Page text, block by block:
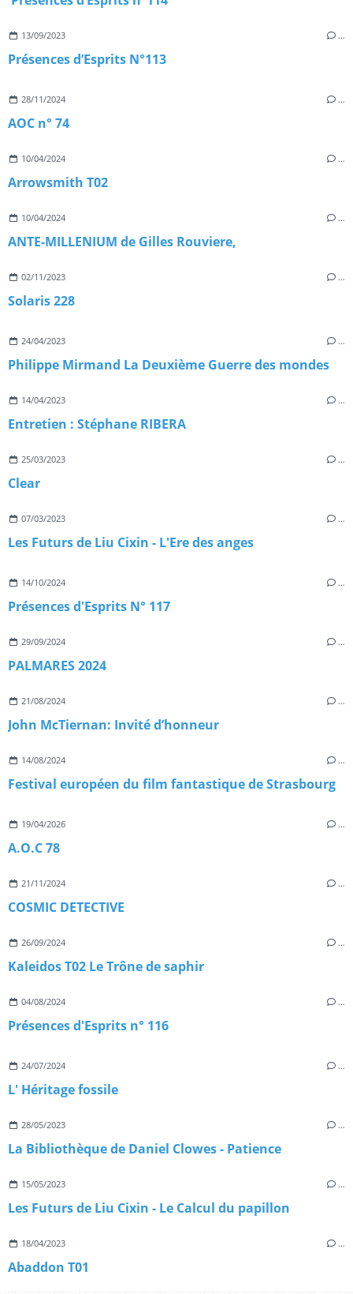
13/09/2023 …
Présences d’Esprits N°113
28/11/2024 …
AOC n° 74
10/04/2024 …
Arrowsmith T02
10/04/2024 …
ANTE-MILLENIUM de Gilles Rouviere,
02/11/2023 …
Solaris 228
24/04/2023 …
Philippe Mirmand La Deuxième Guerre des mondes
14/04/2023 …
Entretien : Stéphane RIBERA
25/03/2023 …
Clear
07/03/2023 …
Les Futurs de Liu Cixin - L'Ere des anges
14/10/2024 …
Présences d'Esprits N° 117
29/09/2024 …
PALMARES 2024
21/08/2024 …
John McTiernan: Invité d’honneur
14/08/2024 …
Festival européen du film fantastique de Strasbourg
19/04/2026 …
A.O.C 78
21/11/2024 …
COSMIC DETECTIVE
26/09/2024 …
Kaleidos T02 Le Trône de saphir
04/08/2024 …
Présences d'Esprits n° 116
24/07/2024 …
L' Héritage fossile
28/05/2023 …
La Bibliothèque de Daniel Clowes - Patience
15/05/2023 …
Les Futurs de Liu Cixin - Le Calcul du papillon
18/04/2023 …
Abaddon T01